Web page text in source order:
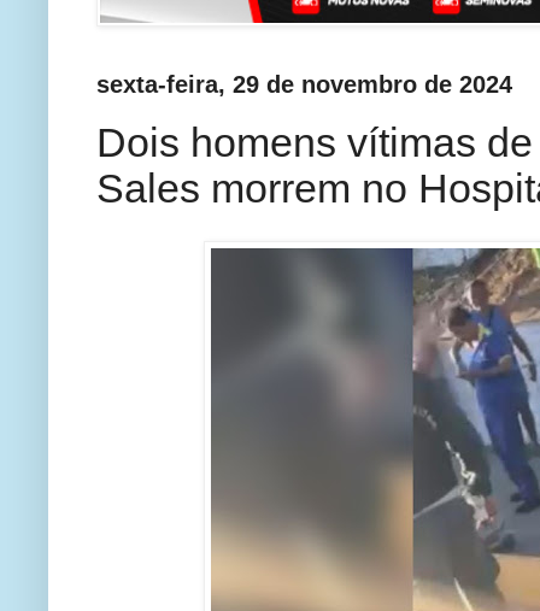
sexta-feira, 29 de novembro de 2024
Dois homens vítimas
Sales morrem no